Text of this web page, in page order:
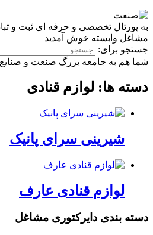
به پورتال تخصصی و حرفه ای ثبت و
مشاغل وابسته خوش آمدید
جستجو برای:
شما هم به جامعه بزرگ صنعت و صنایع
دسته ها: لوازم قنادی
شیرینی سرای پانیک
لوازم قنادی عارف
دسته بندی دایرکتوری مشاغل